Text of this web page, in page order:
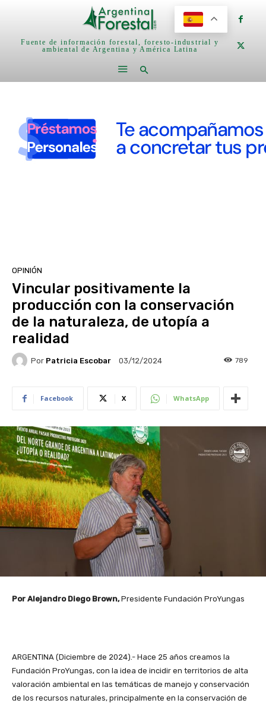
Fuente de información forestal, foresto-industrial y
ambiental de Argentina y América Latina
OPINIÓN
Vincular positivamente la
producción con la conservación
de la naturaleza, de utopía a
realidad
Por Patricia Escobar 03/12/2024 789
Facebook X WhatsApp
Por Alejandro Diego Brown,Presidente Fundación ProYungas
ARGENTINA (Diciembre de 2024).- Hace 25 años creamos la
Fundación ProYungas, con la idea de incidir en territorios de alta
valoración ambiental en las temáticas de manejo y conservación
de los recursos naturales, principalmente en la conservación de